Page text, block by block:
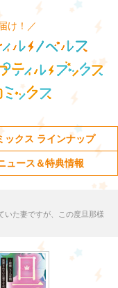
け！／
ックス ラインナップ
ュース＆特典情報
いた妻ですが、この度旦那様